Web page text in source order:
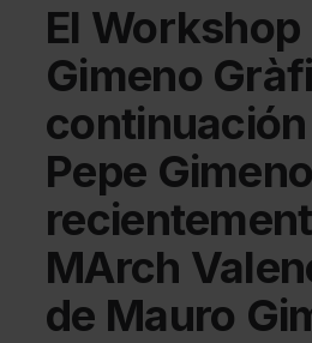
El
Gimeno
Pepe
MArch
de Mauro